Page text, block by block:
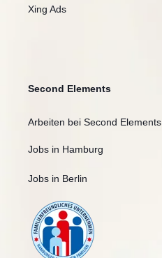
Xing Ads
Second Elements
Arbeiten bei Second Elements
Jobs in Hamburg
Jobs in Berlin